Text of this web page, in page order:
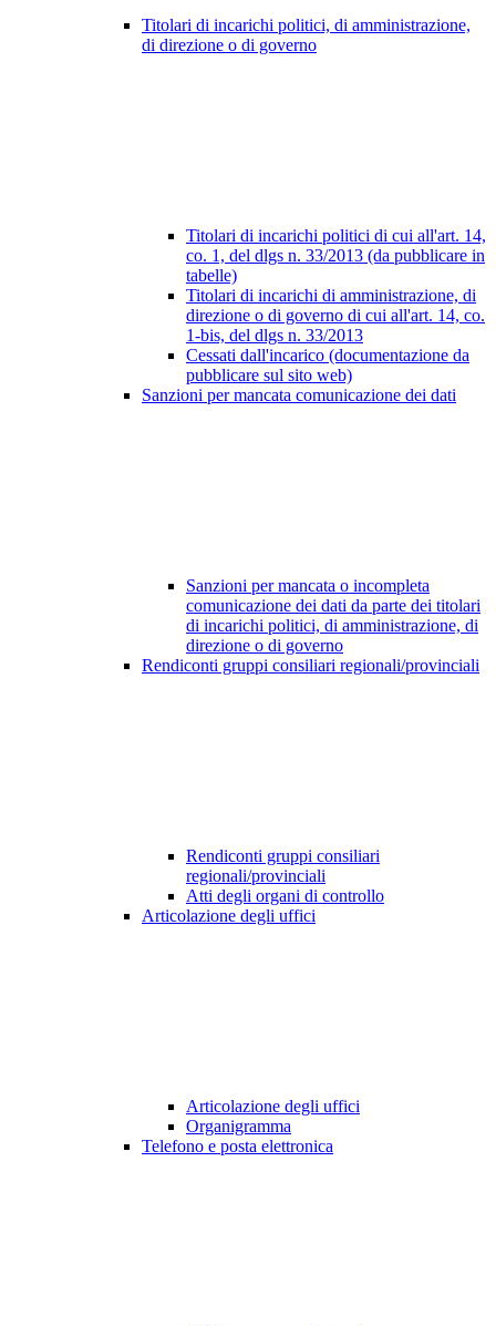
Titolari di incarichi politici, di amministrazione,
di direzione o di governo
Titolari di incarichi politici di cui all'art. 14,
co. 1, del dlgs n. 33/2013 (da pubblicare in
tabelle)
Titolari di incarichi di amministrazione, di
direzione o di governo di cui all'art. 14, co.
1-bis, del dlgs n. 33/2013
Cessati dall'incarico (documentazione da
pubblicare sul sito web)
Sanzioni per mancata comunicazione dei dati
Sanzioni per mancata o incompleta
comunicazione dei dati da parte dei titolari
di incarichi politici, di amministrazione, di
direzione o di governo
Rendiconti gruppi consiliari regionali/provinciali
Rendiconti gruppi consiliari
regionali/provinciali
Atti degli organi di controllo
Articolazione degli uffici
Articolazione degli uffici
Organigramma
Telefono e posta elettronica